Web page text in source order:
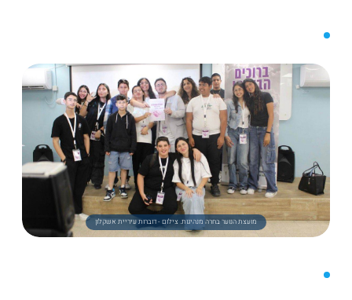
מועצת הנוער בחרה מנהיגות. צילום - דוברות עיריית אשקלון